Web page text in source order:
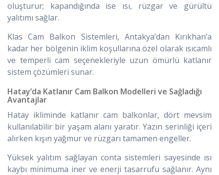
oluşturur; kapandığında ise ısı, rüzgar ve gürültü
yalıtımı sağlar.
Klas Cam Balkon Sistemleri, Antakya’dan Kırıkhan’a
kadar her bölgenin iklim koşullarına özel olarak ısıcamlı
ve temperli cam seçenekleriyle uzun ömürlü katlanır
sistem çözümleri sunar.
Hatay’da Katlanır Cam Balkon Modelleri ve Sağladığı
Avantajlar
Hatay ikliminde katlanır cam balkonlar, dört mevsim
kullanılabilir bir yaşam alanı yaratır. Yazın serinliği içeri
alırken kışın yağmur ve rüzgarı tamamen engeller.
Yüksek yalıtım sağlayan conta sistemleri sayesinde ısı
kaybı minimuma iner ve enerji tasarrufu sağlanır. Aynı